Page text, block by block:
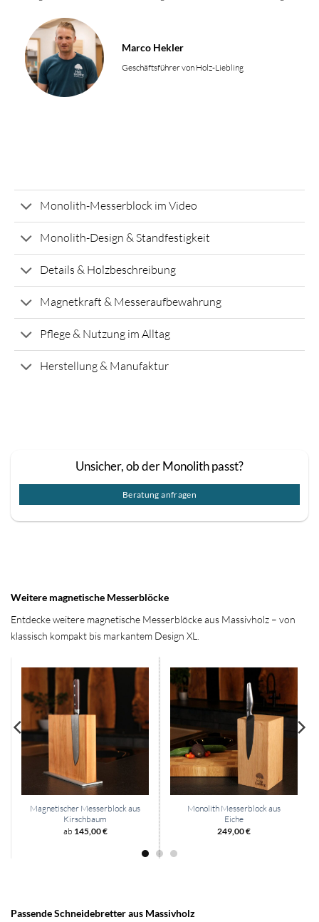
Marco Hekler
Geschäftsführer von Holz-Liebling
Monolith-Messerblock im Video
Monolith-Design & Standfestigkeit
Details & Holzbeschreibung
Magnetkraft & Messeraufbewahrung
Pflege & Nutzung im Alltag
Herstellung & Manufaktur
Unsicher, ob der Monolith passt?
Beratung anfragen
Weitere magnetische Messerblöcke
Entdecke weitere magnetische Messerblöcke aus Massivholz – von
klassisch kompakt bis markantem Design XL.
Magnetischer Messerblock aus
Kirschbaum
ab 145,00€
Monolith Messerblock aus
Eiche
249,00€
Passende Schneidebretter aus Massivholz